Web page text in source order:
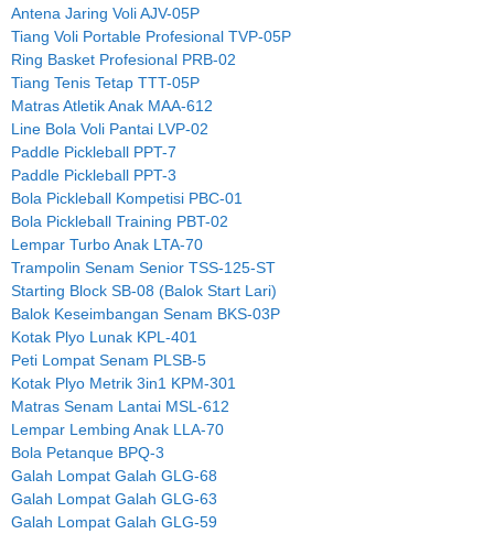
Antena Jaring Voli AJV-05P
Tiang Voli Portable Profesional TVP-05P
Ring Basket Profesional PRB-02
Tiang Tenis Tetap TTT-05P
Matras Atletik Anak MAA-612
Line Bola Voli Pantai LVP-02
Paddle Pickleball PPT-7
Paddle Pickleball PPT-3
Bola Pickleball Kompetisi PBC-01
Bola Pickleball Training PBT-02
Lempar Turbo Anak LTA-70
Trampolin Senam Senior TSS-125-ST
Starting Block SB-08 (Balok Start Lari)
Balok Keseimbangan Senam BKS-03P
Kotak Plyo Lunak KPL-401
Peti Lompat Senam PLSB-5
Kotak Plyo Metrik 3in1 KPM-301
Matras Senam Lantai MSL-612
Lempar Lembing Anak LLA-70
Bola Petanque BPQ-3
Galah Lompat Galah GLG-68
Galah Lompat Galah GLG-63
Galah Lompat Galah GLG-59